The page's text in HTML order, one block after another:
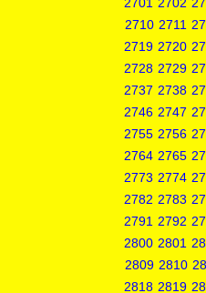
2710 2711
2719 2720
2728 2729
2737 2738
2746 2747
2755 2756
2764 2765
2773 2774
2782 2783
2791 2792
2800 2801
2809 2810
2818 2819